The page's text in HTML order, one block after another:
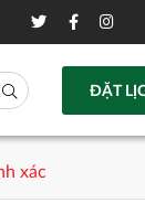
ĐẶT
xác